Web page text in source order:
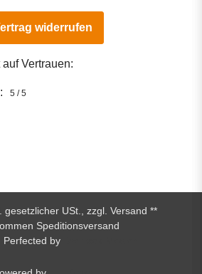
widerrufen
Vertrauen:
5 / 5
gesetzlicher USt., zzgl. Versand **
Speditionsversand
Perfected by